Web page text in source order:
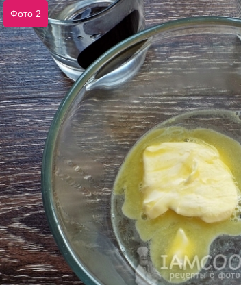
Фото 2